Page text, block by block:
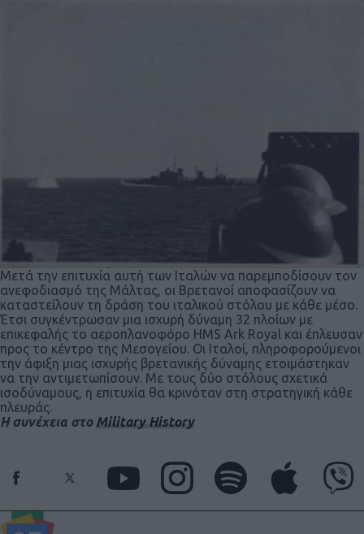
Μετά την επιτυχία αυτή των Ιταλών να παρεμποδίσουν τον
ανεφοδιασμό της Μάλτας, οι Βρετανοί αποφασίζουν να
καταστείλουν τη δράση του ιταλικού στόλου με κάθε μέσο.
Έτσι συγκέντρωσαν μια ισχυρή δύναμη 32 πλοίων με
επικεφαλής το αεροπλανοφόρο HMS Ark Royal και έπλευσαν
προς το κέντρο της Μεσογείου. Οι Ιταλοί, πληροφορούμενοι
την άφιξη μιας ισχυρής βρετανικής δύναμης ετοιμάστηκαν
να την αντιμετωπίσουν. Με τους δύο στόλους σχετικά
ισοδύναμους, η επιτυχία θα κρινόταν στη στρατηγική κάθε
πλευράς.
Η συνέχεια στο Military History